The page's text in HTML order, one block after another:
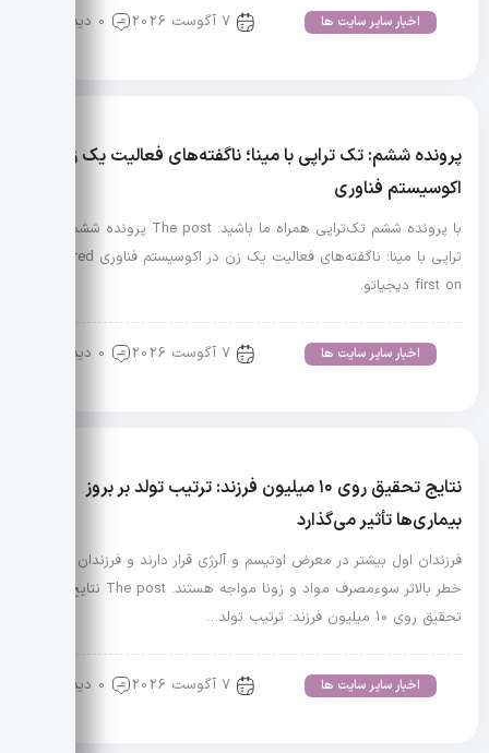
اخبار سایر سایت ها 7 آگوست 2026 0 دیدگاه
پرونده ششم: تک تراپی با مینا؛ ناگفته‌های فعالیت یک زن در
اکوسیستم فناوری
با پرونده ششم تک‌تراپی همراه ما باشید. The post پرونده ششم: تک
تراپی با مینا؛ ناگفته‌های فعالیت یک زن در اکوسیستم فناوری appeared
first on دیجیاتو.
اخبار سایر سایت ها 7 آگوست 2026 0 دیدگاه
نتایج تحقیق روی ۱۰ میلیون فرزند: ترتیب تولد بر بروز
بیماری‌ها تأثیر می‌گذارد
فرزندان اول بیشتر در معرض اوتیسم و آلرژی قرار دارند و فرزندان دوم با
خطر بالاتر سوءمصرف مواد و زونا مواجه هستند. The post نتایج
تحقیق روی ۱۰ میلیون فرزند: ترتیب تولد…
اخبار سایر سایت ها 7 آگوست 2026 0 دیدگاه